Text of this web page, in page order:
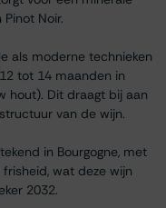
Noir.
als moderne technieken
tot 14 maanden in
hout). Dit draagt bij aan
van de wijn.
in Bourgogne, met
wat deze wijn
2032.